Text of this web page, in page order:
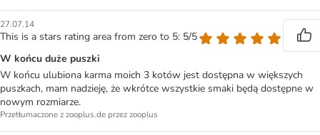
27.07.14
This is a stars rating area from zero to 5: 5/5
W końcu duże puszki
W końcu ulubiona karma moich 3 kotów jest dostępna w większych
puszkach, mam nadzieję, że wkrótce wszystkie smaki będą dostępne w
nowym rozmiarze.
Przetłumaczone z zooplus.de przez zooplus